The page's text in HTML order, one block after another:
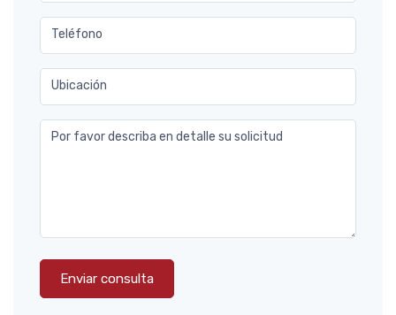
Teléfono
Ubicación
Por favor describa en detalle su solicitud
Enviar consulta